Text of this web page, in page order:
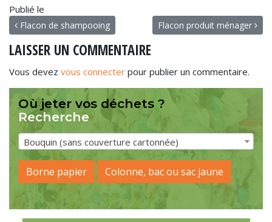
Publié le
NAVIGATION
Flacon de shampooing Flacon produit ménager
LAISSER UN COMMENTAIRE
Vous devez vous connecter pour publier un commentaire.
Où jeter vos déchets ?
Recherche
Bouquin (sans couverture cartonnée)
Borne papier Colonne, bac ou sac jaune